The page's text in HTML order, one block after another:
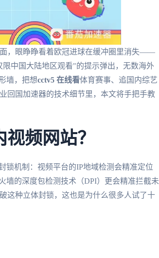
，眼睁睁看着欧冠进球在缓冲圈里消失——
中国大陆地区观看"的提示弹出，无数海外
墙，把想cctv5 在线看体育赛事、追国内综艺
回国加速器的技术细节里，本文将手把手教
频网站？
锁机制：视频平台的IP地域检测会精准定位
墙的深度包检测技术（DPI）更会精准拦截未
这种立体封锁，这也是为什么很多人试了十